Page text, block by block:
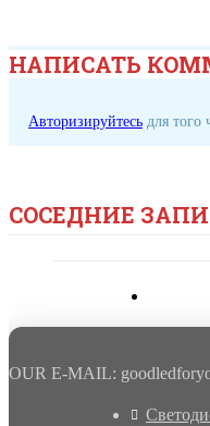
НАПИСАТЬ
Авторизируйтесь для того
СОСЕДНИЕ
OUR E-MAIL: